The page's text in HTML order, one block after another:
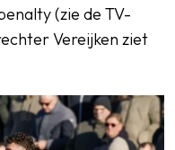
(zie de TV-
Vereijken ziet